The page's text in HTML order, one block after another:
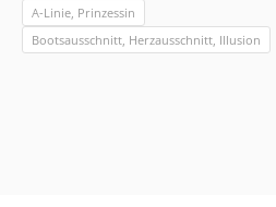
A-Linie, Prinzessin
Bootsausschnitt, Herzausschnitt, Illusion